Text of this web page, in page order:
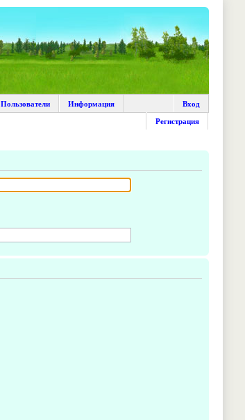
Пользователи Информация
Вход
Регистрация